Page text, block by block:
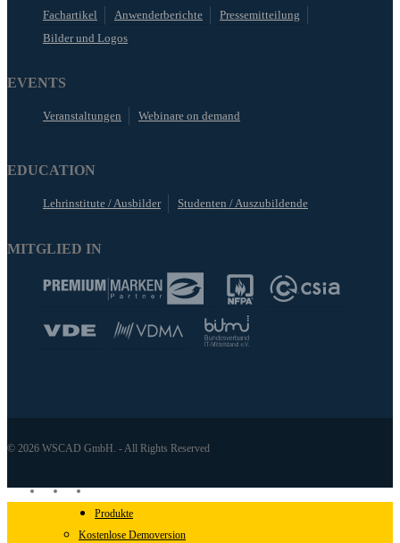
Fachartikel Anwenderberichte
Pressemitteilung
Bilder und Logos
EVENTS
Veranstaltungen Webinare on demand
EDUCATION
Lehrinstitute / Ausbilder Studenten / Auszubildende
MITGLIED IN
© 2026 WSCAD GmbH. - All Rights Reserved
linkedinyoutubeinstagram
Close
Menu
Produkte
Kostenlose Demoversion